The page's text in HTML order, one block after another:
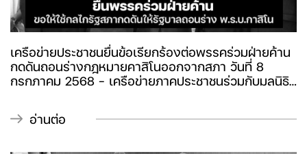
เครือข่ายประชาชนยื่นข้อเรียกร้องต่อพรรคร่วมฝ่ายค้าน
กดดันถอนร่างกฎหมายคาสิโนออกจากสภา วันที่ 8
กรกฎาคม 2568 - เครือข่ายภาคประชาชนร่วมกับมูลนิธิ
ใช้กลไกรัฐสภากดดันรัฐบาลถอนร่างพระราชบัญญัติการ
ประกอบธุรกิจสถานบันเทิงครบวงจร พร้อมเงื่อนไขไม่ให้
อ่านต่อ